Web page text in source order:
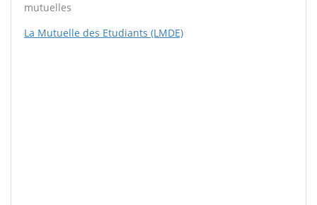
mutuelles
La Mutuelle des Etudiants (LMDE)